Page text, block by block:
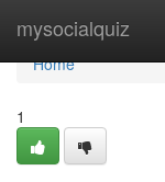
mysocialquiz
Home
Home
1